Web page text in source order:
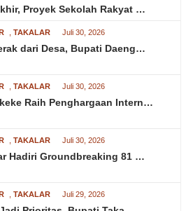
Proyek Sekolah Rakyat …
TAKALAR Juli 30, 2026
dari Desa, Bupati Daeng…
TAKALAR Juli 30, 2026
Raih Penghargaan Intern…
TAKALAR Juli 30, 2026
Hadiri Groundbreaking 81 …
TAKALAR Juli 29, 2026